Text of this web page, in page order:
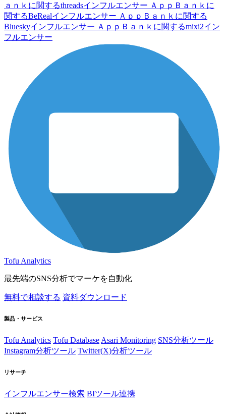
ａｎｋに関するthreadsインフルエンサー ＡｐｐＢａｎｋに
関するBeRealインフルエンサー ＡｐｐＢａｎｋに関する
Blueskyインフルエンサー ＡｐｐＢａｎｋに関するmixi2イン
フルエンサー
Tofu Analytics
最先端のSNS分析でマーケを自動化
無料で相談する 資料ダウンロード
製品・サービス
Tofu Analytics Tofu Database Asari Monitoring SNS分析ツール
Instagram分析ツール Twitter(X)分析ツール
リサーチ
インフルエンサー検索 BIツール連携